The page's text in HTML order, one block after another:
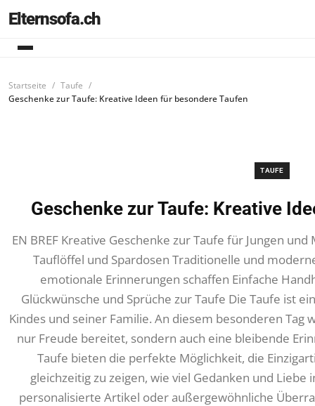
Elternsofa.ch
Startseite
Taufe
Geschenke zur Taufe: Kreative Ideen für besondere Taufen
TAUFE
Geschenke zur Taufe: Kreative
EN BREF Kreative Geschenke zur Taufe für Jungen
Tauflöffel und Spardosen Traditionelle und
emotionale Erinnerungen schaffen Einfache
Glückwünsche und Sprüche zur Taufe Die Taufe ist
Kindes und seiner Familie. An diesem besonderen Tag
nur Freude bereitet, sondern auch eine bleibende
Taufe bieten die perfekte Möglichkeit, die
gleichzeitig zu zeigen, wie viel Gedanken und Liebe
personalisierte Artikel oder außergewöhnliche